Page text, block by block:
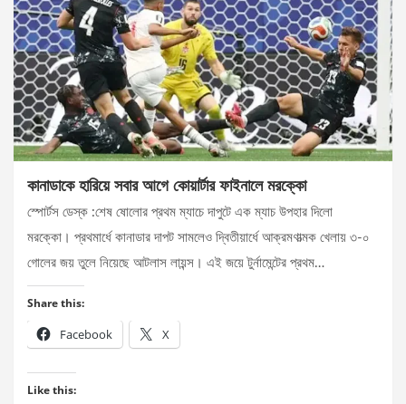
কানাডাকে হারিয়ে সবার আগে কোয়ার্টার ফাইনালে মরক্কো
স্পোর্টস ডেস্ক :শেষ ষোলোর প্রথম ম্যাচে দাপুটে এক ম্যাচ উপহার দিলো
মরক্কো। প্রথমার্ধে কানাডার দাপট সামলেও দ্বিতীয়ার্ধে আক্রমণাত্মক খেলায় ৩-০
গোলের জয় তুলে নিয়েছে আটলাস লায়ন্স। এই জয়ে টুর্নামেন্টের প্রথম…
Share this:
Facebook X
Like this: